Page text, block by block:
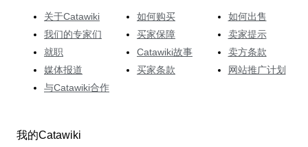
关于Catawiki
我们的专家们
就职
媒体报道
与Catawiki合作
如何购买
买家保障
Catawiki故事
买家条款
如何出售
卖家提示
卖方条款
网站推广计划
我的Catawiki